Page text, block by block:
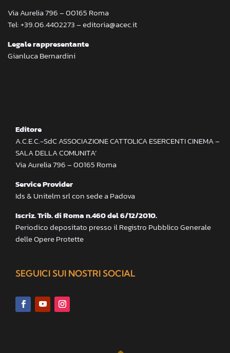
Via Aurelia 796 – 00165 Roma
Tel: +39.06.4402273 – editoria@acec.it
Legale rappresentante
Gianluca Bernardini
Editore
A.C.E.C.-SdC ASSOCIAZIONE CATTOLICA ESERCENTI CINEMA –
SALA DELLA COMUNITA’
Via Aurelia 796 – 00165 Roma
Service Provider
Ids & Unitelm srl con sede a Padova
Iscriz. Trib. di Roma n.460 del 6/12/2010.
Periodico depositato presso il Registro Pubblico Generale
delle Opere Protette
SEGUICI SUI NOSTRI SOCIAL